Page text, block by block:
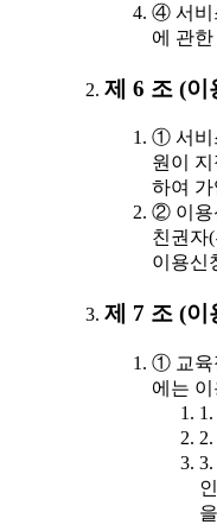
④ 서비
에 관
제 6 조 (이
① 서비
원이
하여
② 이용
친권자
이용신
제 7 조 (이
① 교육
에는